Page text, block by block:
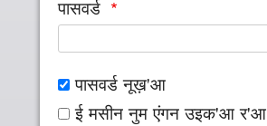
पासवर्ड
पासवर्ड नूख़'आ
ई मसीन नुम एंगन उइक'आ र'आ